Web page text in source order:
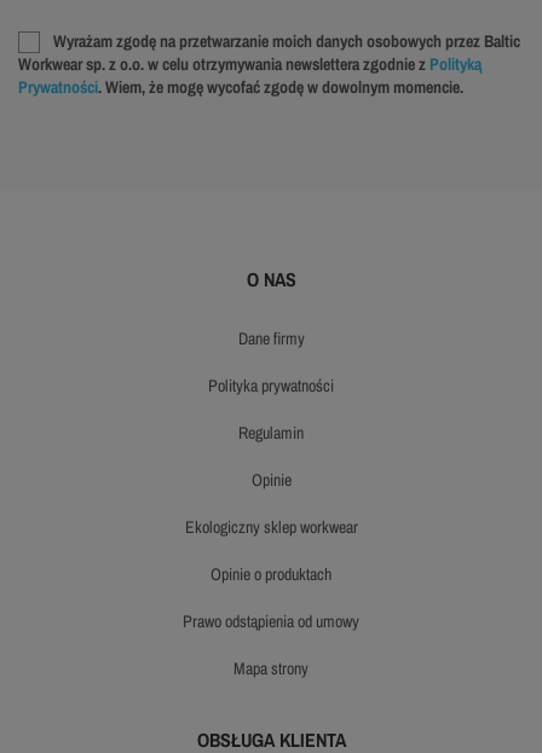
Wyrażam zgodę na przetwarzanie moich danych osobowych przez Baltic
Workwear sp. z o.o. w celu otrzymywania newslettera zgodnie z Polityką
Prywatności. Wiem, że mogę wycofać zgodę w dowolnym momencie.
O NAS
dane firmy
polityka prywatności
regulamin
opinie
ekologiczny sklep workwear
opinie o produktach
prawo odstąpienia od umowy
mapa strony
OBSŁUGA KLIENTA